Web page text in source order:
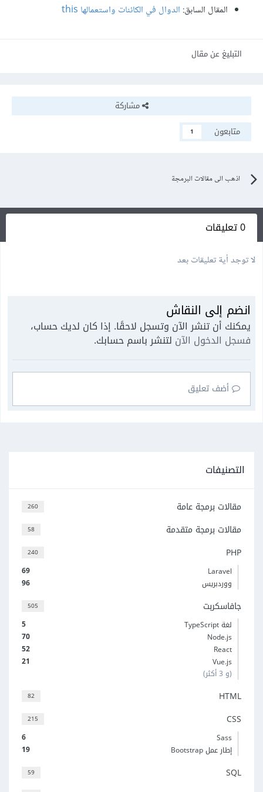
المقال السابق: الدوال في الكائنات واستعمالها this
التبليغ عن مقال
مشاركة
متابعون
1
اذهب الى مقالات البرمجة
0 تعليقات
لا توجد أية تعليقات بعد
انضم إلى النقاش
يمكنك أن تنشر الآن وتسجل لاحقًا. إذا كان لديك حساب،
فسجل الدخول الآن لتنشر باسم حسابك.
أضف تعليق
التصنيفات
260 مقالات برمجة عامة
58 مقالات برمجة متقدمة
240 PHP
69
Laravel
96
ووردبريس
505 جافاسكربت
5
لغة TypeScript
70
Node.js
52
React
21
Vue.js
(و 3 أكثر)
82 HTML
215 CSS
6
Sass
19
إطار عمل Bootstrap
59 SQL